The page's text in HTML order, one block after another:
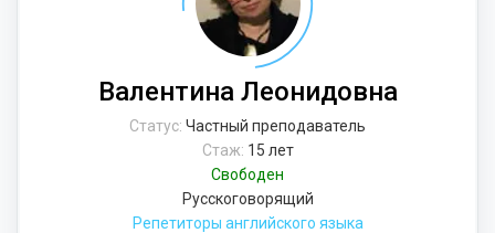
Валентина Леонидовна
Статус: Частный преподаватель
Стаж: 15 лет
Свободен
Русскоговорящий
Репетиторы английского языка